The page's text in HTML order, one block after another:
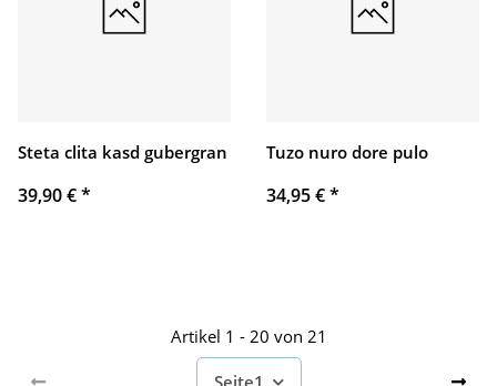
Steta clita kasd gubergran
39,90 €*
Tuzo nuro dore pulo
34,95 €*
Artikel 1 - 20 von 21